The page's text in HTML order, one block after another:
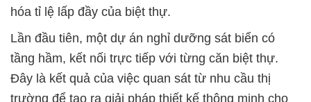
hóa tỉ lệ lấp đầy của biệt thự.
Lần đầu tiên, một dự án nghỉ dưỡng sát biển có
tầng hầm, kết nối trực tiếp với từng căn biệt thự.
Đây là kết quả của việc quan sát từ nhu cầu thị
trường để tạo ra giải pháp thiết kế thông minh cho